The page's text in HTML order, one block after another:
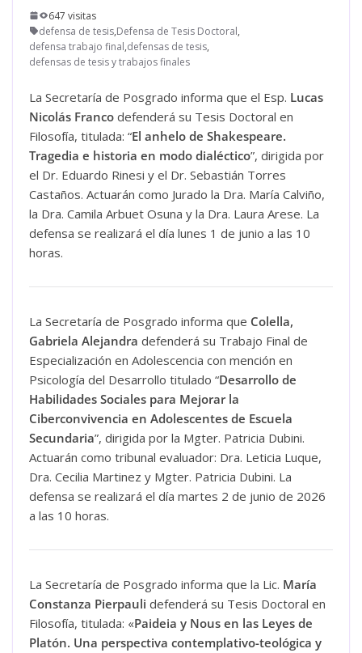
647 visitas
defensa de tesis,Defensa de Tesis Doctoral,
defensa trabajo final,defensas de tesis,
defensas de tesis y trabajos finales
La Secretaría de Posgrado informa que el Esp. Lucas
Nicolás Franco defenderá su Tesis Doctoral en
Filosofía, titulada: “El anhelo de Shakespeare.
Tragedia e historia en modo dialéctico”, dirigida por
el Dr. Eduardo Rinesi y el Dr. Sebastián Torres
Castaños. Actuarán como Jurado la Dra. María Calviño,
la Dra. Camila Arbuet Osuna y la Dra. Laura Arese. La
defensa se realizará el día lunes 1 de junio a las 10
horas.
La Secretaría de Posgrado informa que Colella,
Gabriela Alejandra defenderá su Trabajo Final de
Especialización en Adolescencia con mención en
Psicología del Desarrollo titulado “Desarrollo de
Habilidades Sociales para Mejorar la
Ciberconvivencia en Adolescentes de Escuela
Secundaria”, dirigida por la Mgter. Patricia Dubini.
Actuarán como tribunal evaluador: Dra. Leticia Luque,
Dra. Cecilia Martinez y Mgter. Patricia Dubini. La
defensa se realizará el día martes 2 de junio de 2026
a las 10 horas.
La Secretaría de Posgrado informa que la Lic. María
Constanza Pierpauli defenderá su Tesis Doctoral en
Filosofía, titulada: «Paideia y Nous en las Leyes de
Platón. Una perspectiva contemplativo-teológica y